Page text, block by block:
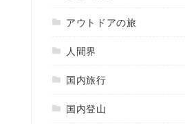
アウトドアの旅
人間界
国内旅行
国内登山